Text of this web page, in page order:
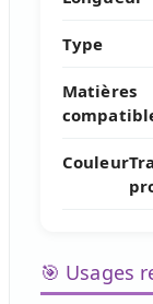
Type
Matières
Couleur
🎯 Usages